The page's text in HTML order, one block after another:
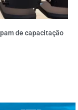
de capacitação